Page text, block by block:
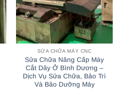
SỬA CHỮA MÁY CNC
Sửa Chữa Nâng Cấp Máy
Cắt Dây Ở Bình Dương –
Dịch Vụ Sửa Chữa, Bảo Trì
Và Bảo Dưỡng Máy